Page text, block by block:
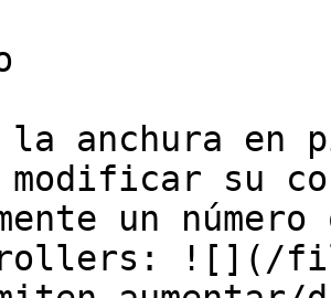
la anchura
su
un
![](/